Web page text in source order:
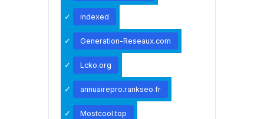
indexed
Generation-Reseaux.com
Lcko.org
annuairepro.rankseo.fr
Mostcool.top